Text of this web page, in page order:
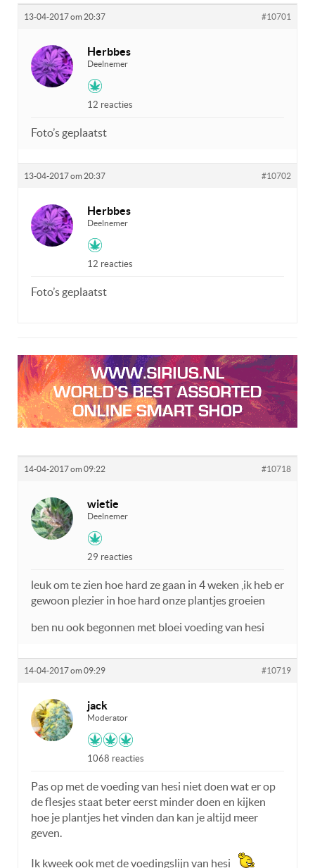
13-04-2017 om 20:37 #10701
Herbbes
Deelnemer
12 reacties
Foto’s geplaatst
13-04-2017 om 20:37 #10702
Herbbes
Deelnemer
12 reacties
Foto’s geplaatst
14-04-2017 om 09:22 #10718
wietie
Deelnemer
29 reacties
leuk om te zien hoe hard ze gaan in 4 weken ,ik heb er
gewoon plezier in hoe hard onze plantjes groeien
ben nu ook begonnen met bloei voeding van hesi
14-04-2017 om 09:29 #10719
jack
Moderator
1068 reacties
Pas op met de voeding van hesi niet doen wat er op
de flesjes staat beter eerst minder doen en kijken
hoe je plantjes het vinden dan kan je altijd meer
geven.
Ik kweek ook met de voedingslijn van hesi